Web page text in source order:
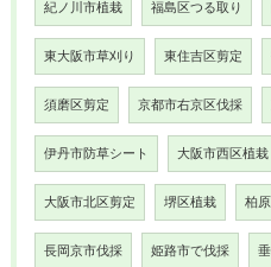
紀ノ川市植栽 福島区つる取り
東大阪市草刈り 東住吉区剪定
須磨区剪定 京都市右京区伐採
伊丹市防草シート 大阪市西区植栽
大阪市北区剪定 堺区植栽 柏
長岡京市伐採 姫路市で伐採